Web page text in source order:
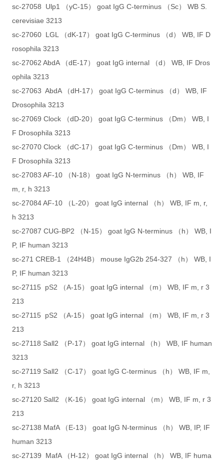
sc-27058 Ulp1 （yC-15） goat IgG C-terminus （Sc） WB S.
cerevisiae 3213
sc-27060 LGL （dK-17） goat IgG C-terminus （d） WB, IF D
rosophila 3213
sc-27062 AbdA （dE-17） goat IgG internal （d） WB, IF Dros
ophila 3213
sc-27063 AbdA （dH-17） goat IgG C-terminus （d） WB, IF
Drosophila 3213
sc-27069 Clock （dD-20） goat IgG C-terminus （Dm） WB, I
F Drosophila 3213
sc-27070 Clock （dC-17） goat IgG C-terminus （Dm） WB, I
F Drosophila 3213
sc-27083 AF-10 （N-18） goat IgG N-terminus （h） WB, IF
m, r, h 3213
sc-27084 AF-10 （L-20） goat IgG internal （h） WB, IF m, r,
h 3213
sc-27087 CUG-BP2 （N-15） goat IgG N-terminus （h） WB, I
P, IF human 3213
sc-271 CREB-1 （24H4B） mouse IgG2b 254-327 （h） WB, I
P, IF human 3213
sc-27115 pS2 （A-15） goat IgG internal （m） WB, IF m, r 3
213
sc-27115 pS2 （A-15） goat IgG internal （m） WB, IF m, r 3
213
sc-27118 Sall2 （P-17） goat IgG internal （h） WB, IF human
3213
sc-27119 Sall2 （C-17） goat IgG C-terminus （h） WB, IF m,
r, h 3213
sc-27120 Sall2 （K-16） goat IgG internal （m） WB, IF m, r 3
213
sc-27138 MafA （E-13） goat IgG N-terminus （h） WB, IP, IF
human 3213
sc-27139 MafA （H-12） goat IgG internal （h） WB, IF huma